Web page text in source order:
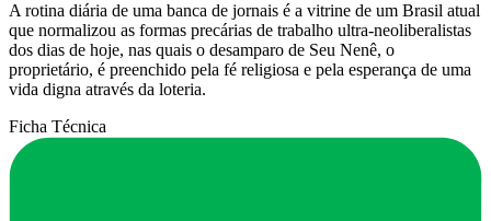
A rotina diária de uma banca de jornais é a vitrine de um Brasil atual
que normalizou as formas precárias de trabalho ultra-neoliberalistas
dos dias de hoje, nas quais o desamparo de Seu Nenê, o
proprietário, é preenchido pela fé religiosa e pela esperança de uma
vida digna através da loteria.
Ficha Técnica